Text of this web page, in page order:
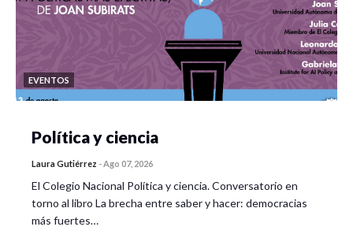
EVENTOS
Política y ciencia
Laura Gutiérrez -Ago 07, 2026
El Colegio Nacional Política y ciencia. Conversatorio en
torno al libro La brecha entre saber y hacer: democracias
más fuertes…